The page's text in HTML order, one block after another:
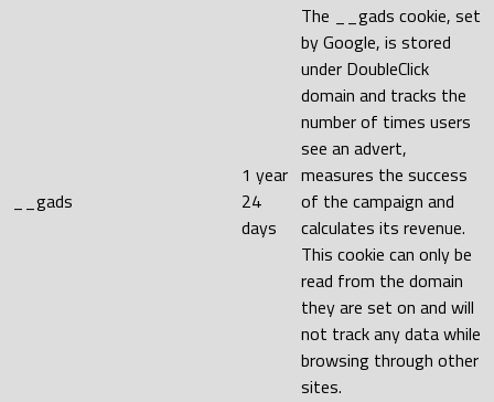
__gads
1 year
24
days
The __gads cookie, set
by Google, is stored
under DoubleClick
domain and tracks the
number of times users
see an advert,
measures the success
of the campaign and
calculates its revenue.
This cookie can only be
read from the domain
they are set on and will
not track any data while
browsing through other
sites.